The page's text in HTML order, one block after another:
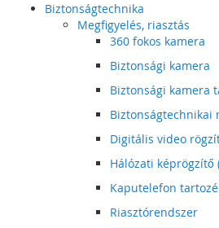
Biztonságtechnika
Megfigyelés, riasztás
360 fokos kamera
Biztonsági kamera
Biztonsági kamera
Biztonságtechnikai
Digitális video
Hálózati képrögzítő
Kaputelefon
Riasztórendszer